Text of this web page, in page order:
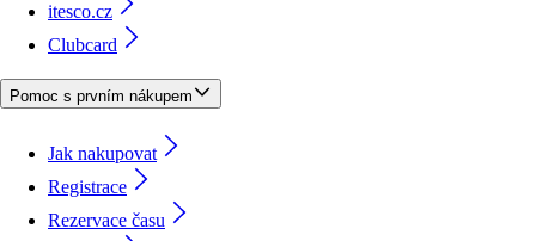
itesco.cz
Clubcard
Pomoc s prvním nákupem
Jak nakupovat
Registrace
Rezervace času